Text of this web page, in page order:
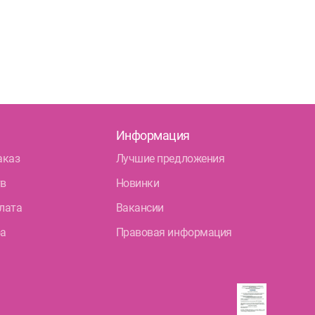
Информация
Лучшие предложения
Новинки
Вакансии
Правовая информация